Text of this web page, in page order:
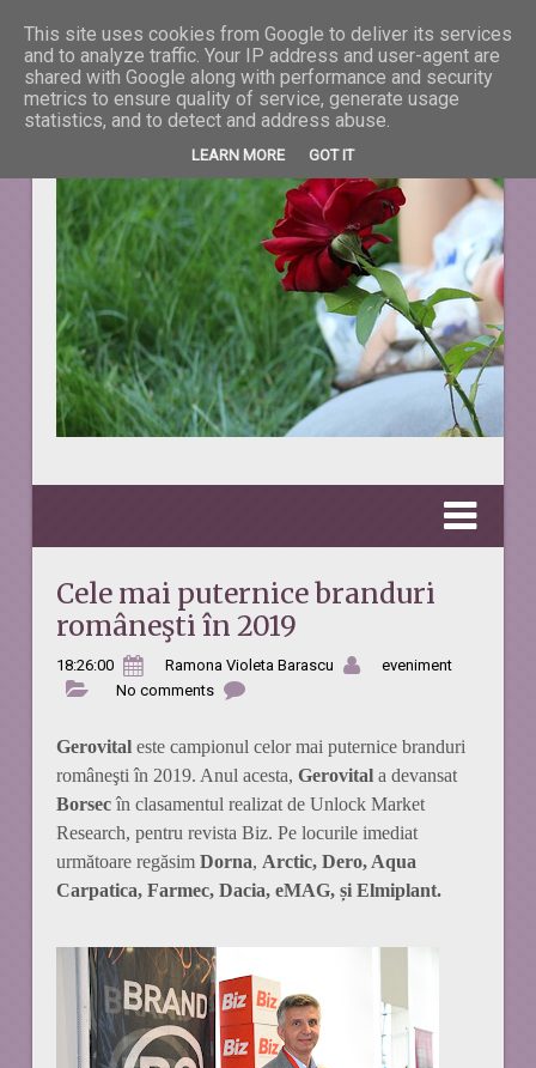
La taifas cu
DESPRE TOT CEEA CE NE ÎNFRUMUSEŢEAZĂ VIAŢA.
Cele mai puternice branduri
româneşti în 2019
18:26:00 Ramona Violeta Barascu
eveniment
No comments
Gerovitaleste campionul celor mai puternice branduri
româneşti în 2019. Anul acesta, Gerovitala devansat
Borsecîn clasamentul realizat de Unlock Market
Research, pentru revista Biz. Pe locurile imediat
următoare regăsim Dorna, Arctic, Dero, Aqua
Carpatica, Farmec, Dacia, eMAG, și Elmiplant.
This site uses cookies from Google to deliver its services
and to analyze traffic. Your IP address and user-agent are
shared with Google along with performance and security
metrics to ensure quality of service, generate usage
statistics, and to detect and address abuse.
LEARN MORE GOT IT